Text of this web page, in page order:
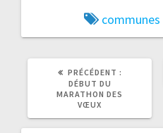
communes
PRÉCÉDENT :
ARTICLE
PRÉCÉDENT
DÉBUT DU
MARATHON DES
VŒUX
ARTICLE